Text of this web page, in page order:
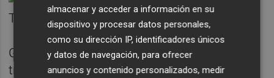
Gran parte de estos residuos se
transportaban entre empresas para acabar
almacenar y acceder a información en su
dispositivo y procesar datos personales,
como su dirección IP, identificadores únicos
y datos de navegación, para ofrecer
anuncios y contenido personalizados, medir